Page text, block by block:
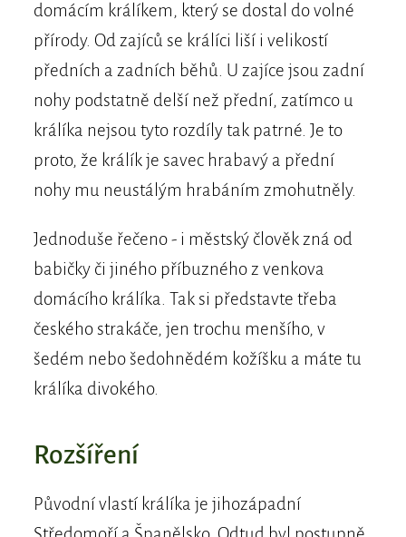
domácím králíkem, který se dostal do volné
přírody. Od zajíců se králíci liší i velikostí
předních a zadních běhů. U zajíce jsou zadní
nohy podstatně delší než přední, zatímco u
králíka nejsou tyto rozdíly tak patrné. Je to
proto, že králík je savec hrabavý a přední
nohy mu neustálým hrabáním zmohutněly.
Jednoduše řečeno - i městský člověk zná od
babičky či jiného příbuzného z venkova
domácího králíka. Tak si představte třeba
českého strakáče, jen trochu menšího, v
šedém nebo šedohnědém kožíšku a máte tu
králíka divokého.
Rozšíření
Původní vlastí králíka je jihozápadní